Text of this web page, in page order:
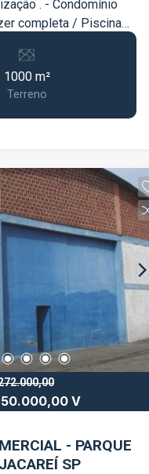
completa / Piscina
3 Quiosques para
/ São de Jogos / 2
/ Playground . -
!
1000 m²
Terreno
V
- PARQUE
SP